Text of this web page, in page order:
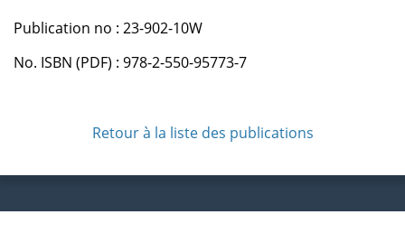
Publication no : 23-902-10W
No. ISBN (PDF) : 978-2-550-95773-7
Retour à la liste des publications